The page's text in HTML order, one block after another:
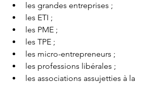
les grandes entreprises ;
les ETI ;
les PME ;
les TPE ;
les micro-entrepreneurs ;
les professions libérales ;
les associations assujetties à la